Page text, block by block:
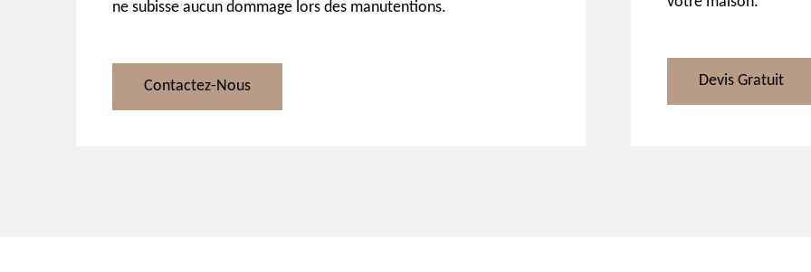
ne subisse aucun dommage lors des manutentions.
Contactez-Nous Devis Gratuit